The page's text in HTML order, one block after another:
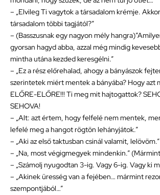
– „Elvileg Ti vagytok a társadalom krémje.
társadalom többi tagjától?”
– (Basszusnak egy nagyon mély
gyorsan hagyd abba, azzal még mindig
mintha utána kezded keresgélni.”
– „Ez a rész előrehalad, ahogy a bányászok
szerintetek miért mentek a bányába? Hogy azt
ELŐRE-ELŐRE!!! Ti meg mit hajtogattok?
SEHOVA!
– „Alt: azt értem, hogy felfelé nem mentek,
lefelé meg a hangot rögtön lehányjátok.”
– „Aki az első taktusban csinál valamit, lelövöm.”
– „Na, most végigmegyek mindenkin.”
– „Számolj nyugodtan 3-ig. Vagy 6-ig. Vagy ki
– „Akinek üresség van a fejében… mármint
szempontjából…”